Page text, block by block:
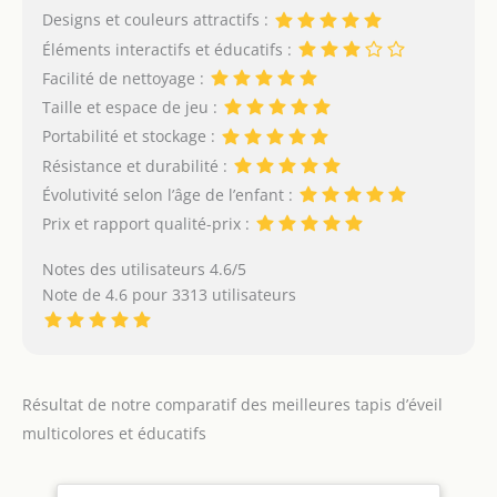
premiers mois de vie
Avec accessoires:
l’ensemble comprend 7
jouets suspendus et 20
balles colorées
s'adapte à vos besoins !
IMPERMEABLE DOUX
ÉPAIS & ANTIDÉRAPANT
Notre grand tapis en
mousse pour bébé est
geant puisqu'il mesure
150x180cm pour 1cm
d'épaisseur.
LAVABLE & RÉVERSIBLE
Tapis sol bebe double
en exterieur grace à sa
housse.
développement sensoriel
Designs et couleurs attractifs :
Éléments interactifs et éducatifs :
Facilité de nettoyage :
Taille et espace de jeu :
Portabilité et stockage :
Résistance et durabilité :
Évolutivité selon l’âge de l’enfant :
Prix et rapport qualité-prix :
Notes des utilisateurs 4.6/5
Note de 4.6 pour 3313 utilisateurs
Résultat de notre comparatif des meilleures tapis d’éveil
multicolores et éducatifs